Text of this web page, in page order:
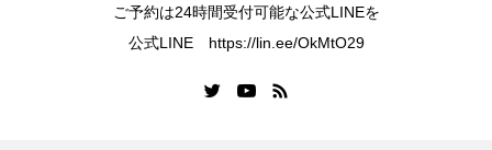
ご予約は24時間受付可能な公式LINEを
公式LINE https://lin.ee/OkMtO29